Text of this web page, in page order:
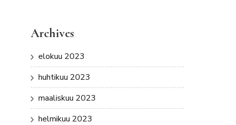
Archives
elokuu 2023
huhtikuu 2023
maaliskuu 2023
helmikuu 2023